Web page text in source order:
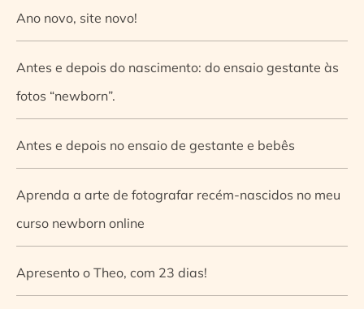
Ano novo, site novo!
Antes e depois do nascimento: do ensaio gestante às
fotos “newborn”.
Antes e depois no ensaio de gestante e bebês
Aprenda a arte de fotografar recém-nascidos no meu
curso newborn online
Apresento o Theo, com 23 dias!